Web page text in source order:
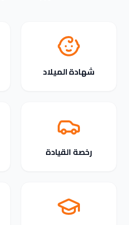
شهادة الميلاد
رخصة القيادة